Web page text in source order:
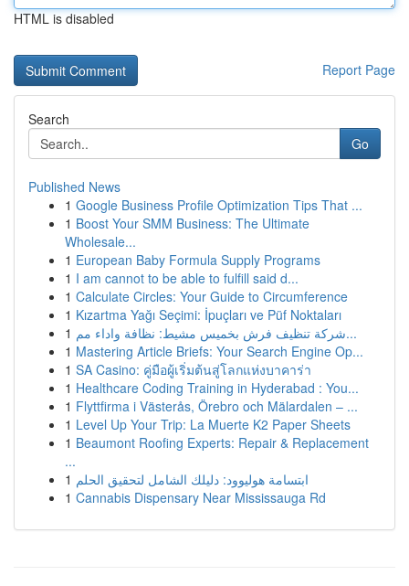
HTML is disabled
Report Page
Search
Go
Published News
1 Google Business Profile Optimization Tips That ...
1 Boost Your SMM Business: The Ultimate
Wholesale...
1 European Baby Formula Supply Programs
1 I am cannot to be able to fulfill said d...
1 Calculate Circles: Your Guide to Circumference
1 Kızartma Yağı Seçimi: İpuçları ve Püf Noktaları
1
شركة تنظيف فرش بخميس مشيط: نظافة واداء مم...
1 Mastering Article Briefs: Your Search Engine Op...
1 SA Casino: คู่มือผู้เริ่มต้นสู่โลกแห่งบาคาร่า
1 Healthcare Coding Training in Hyderabad : You...
1 Flyttfirma i Västerås, Örebro och Mälardalen – ...
1 Level Up Your Trip: La Muerte K2 Paper Sheets
1 Beaumont Roofing Experts: Repair & Replacement
...
1 ابتسامة هوليوود: دليلك الشامل لتحقيق الحلم
1 Cannabis Dispensary Near Mississauga Rd